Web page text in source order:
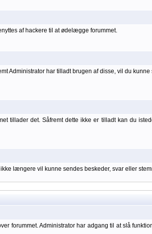
af hackere til at ødelægge forummet.
Administrator har tilladt brugen af disse, vil du
tillader det. Såfremt dette ikke er tilladt kan du
længere vil kunne sendes beskeder, svar eller
forummet. Administrator har adgang til at slå